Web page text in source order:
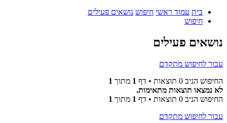
בית עמוד ראשי חיפוש נושאים פעילים
חיפוש
נושאים פעילים
עבור לחיפוש מתקדם
החיפוש הניב 0 תוצאות • דף
1 מתוך 1
לא נמצאו תוצאות מתאימות.
החיפוש הניב 0 תוצאות • דף
1 מתוך 1
עבור לחיפוש מתקדם